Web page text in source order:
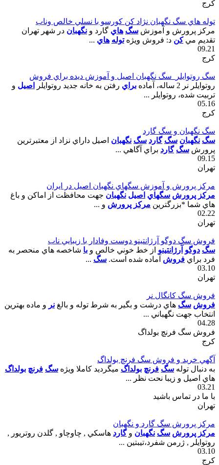
کرج
توله هاي سگ نگهبان نژاد کن کورسو با نسلي خالص وناب
مرکز پرورش و آموزش سگ هاي گارد و نگهبان در شهر تهران
تقديم ميکن د: فروش ويژهتوله هاي ...
09.21
کرج
سگ روتوايلر_سگ نگهبان اصيل و آموزش ديده براي فروش
روتوايلر نر 2 ساله، آماده
براي رفتن به خانه جديد روتوايلر اصيل و
تربيت شده، روتوايلر ...
05.16
کرج
سگ نگهبان و سگ گارد
سگ نگهبان سگ گارد سگ نگهبان اصيل داراي نزاد از معتبرترين
پرورش سگ گارد براي آگاهي ...
09.15
تهران
مرکز پرورش و آموزش سگهاي نگهبان اصيل در ايران
مرکز پرورش سگهاي اصيل نگهبان جهت محافظت از اماکن و باغ
هاي شما *بزرگترين مرکز پرورش و ...
02.22
تهران
فروش سگ دوگو آرژانتينو دوست وفادار با زيبايي ناب
سگ دوگو آرژانتينو از خط خوني خالص و با شاخصه هاي منحصر به
فرد براي فروش آماده شده است. سگ ...
03.10
تهران
فروش سگ کانگال نر
فروش سگ هاي درشت و بگير به شرط توله و بالغ نر و ماده بهترين
انتخاب جهت نگهباني ...
04.28
فروش سگ فرنچ بولداگ
کرج
آگهي خريد و فروش سگ فرنچ بولداگ
به دنبال توله سگ فرنچ بولداگ ميگرديد کاملا ويژه سگ فرنچ بولداگ
هاي اصيل و زيبا نحت نظر ...
03.21
با ما در تماس باشید
تهران
مرکز پرورش سگ گارد و نگهبان
مرکز پرورش سگ نگهبان وگارد هاسکي , چاوچاو , گلدن روتريور ,
روتوايلر , ژرمن شفرد،تيبتين ...
03.10
کرج